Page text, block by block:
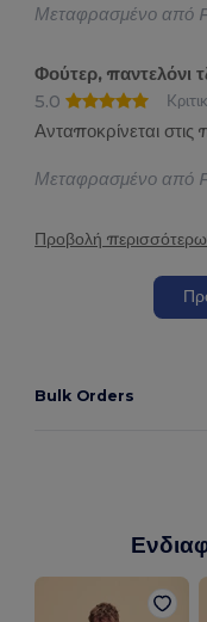
Μεταφρασμένο από
Φούτερ, παντελόνι
5.0
Ανταποκρίνεται στις
Μεταφρασμένο από
Προβολή
Bulk Orders